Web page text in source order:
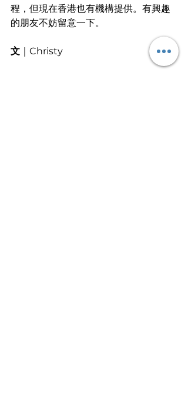
程，但現在香港也有機構提供。有興趣
的朋友不妨留意一下。
﻿文 ｜ Christy